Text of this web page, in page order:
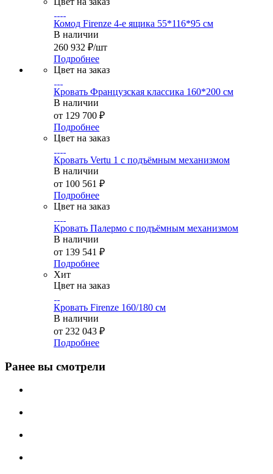
Комод Firenze 4-е ящика 55*116*95 см
В наличии
260 932 ₽/шт
Подробнее
Цвет на заказ
Кровать Французская классика 160*200 см
В наличии
от 129 700 ₽
Подробнее
Цвет на заказ
Кровать Vertu 1 с подъёмным механизмом
В наличии
от 100 561 ₽
Подробнее
Цвет на заказ
Кровать Палермо с подъёмным механизмом
В наличии
от 139 541 ₽
Подробнее
Хит
Цвет на заказ
Кровать Firenze 160/180 см
В наличии
от 232 043 ₽
Подробнее
Ранее вы смотрели